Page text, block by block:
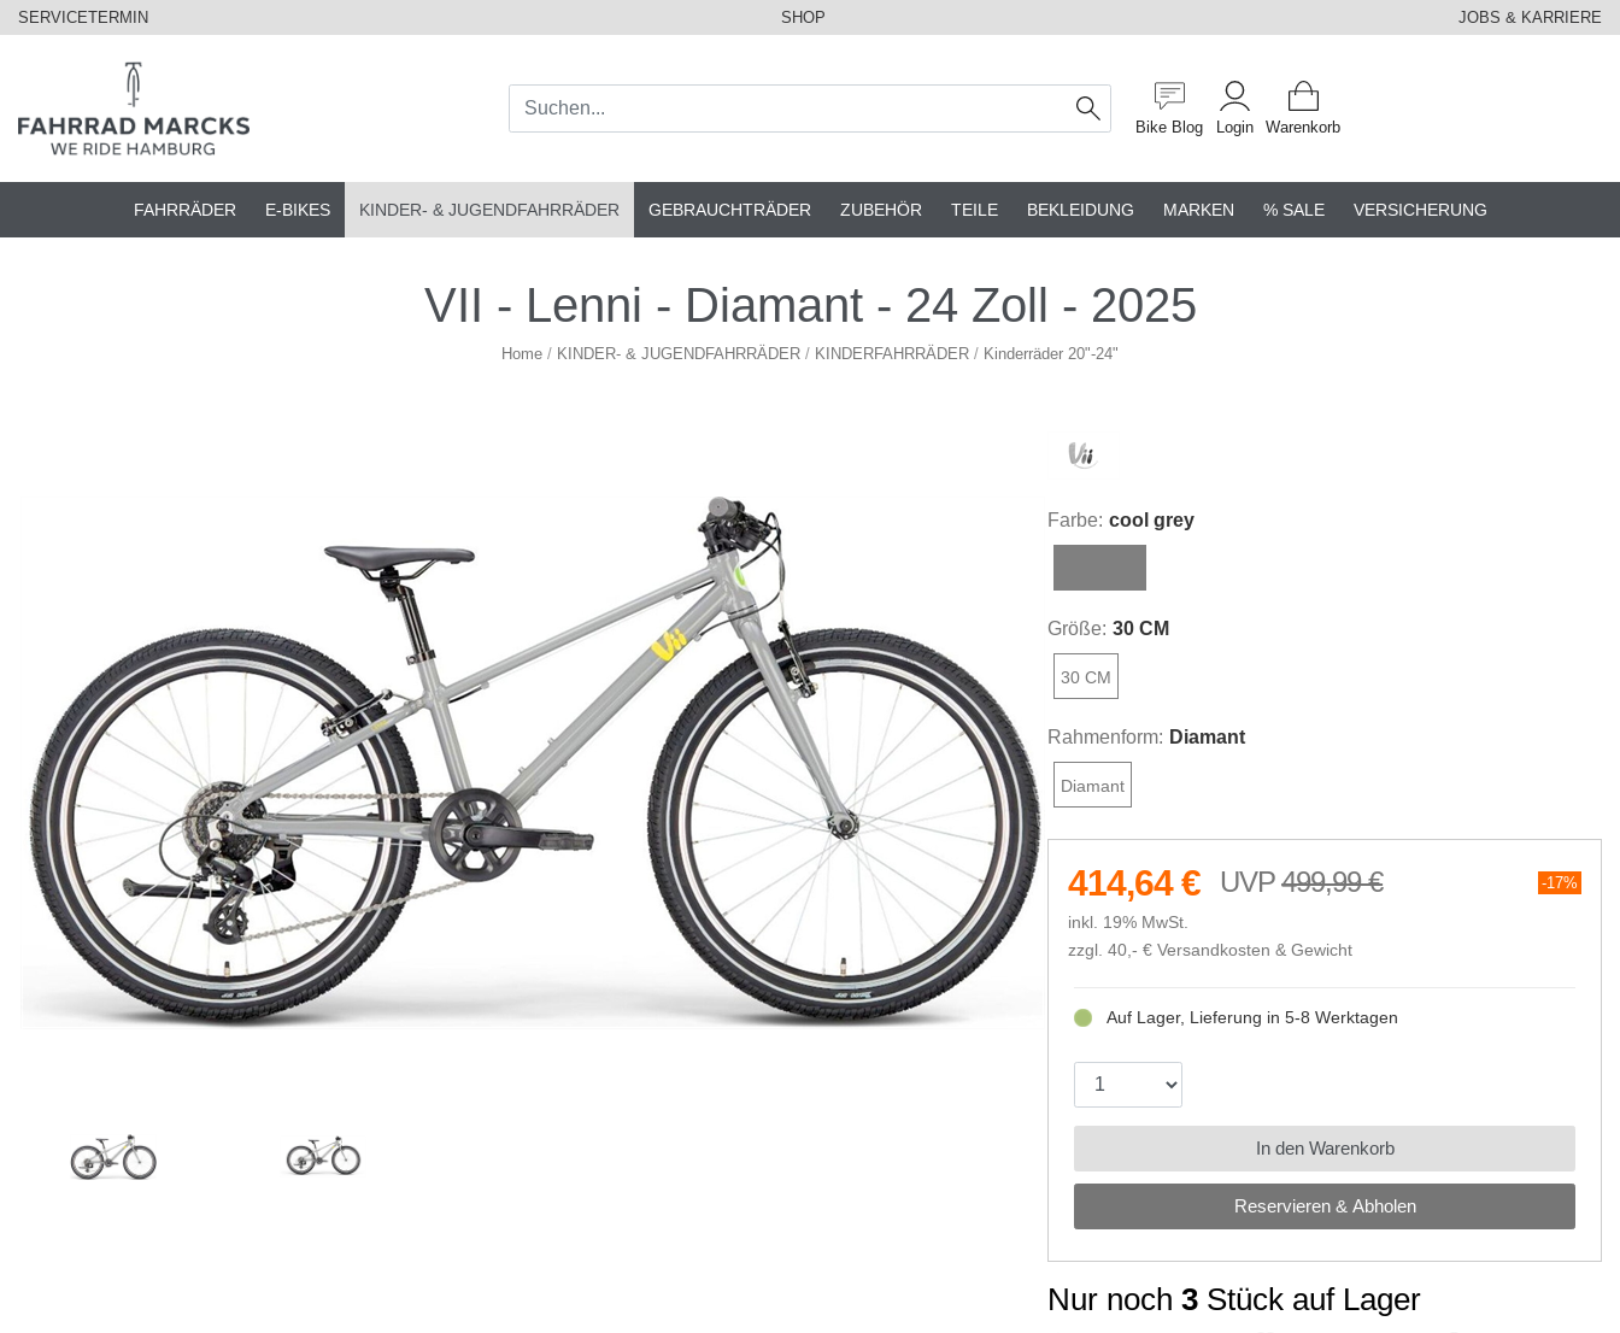
SERVICETERMIN SHOP JOBS & KARRIERE
Bike Blog Login Warenkorb
FAHRRÄDER E-BIKES KINDER- & JUGENDFAHRRÄDER GEBRAUCHTRÄDER ZUBEHÖR TEILE BEKLEIDUNG MARKEN % SALE VERSICHERUNG
VII - Lenni - Diamant - 24 Zoll - 2025
Home / KINDER- & JUGENDFAHRRÄDER / KINDERFAHRRÄDER / Kinderräder 20"-24"
Farbe: cool grey
Größe: 30 CM
30 CM
Rahmenform: Diamant
Diamant
499,99 € 17%
414,64 €
inkl. 19% MwSt.
zzgl. 40,- € Versandkosten & Gewicht
Reservieren & Abholen
Auf Lager, Lieferung in 5-8 Werktagen
In den Warenkorb
Nur noch3 Stück auf Lager